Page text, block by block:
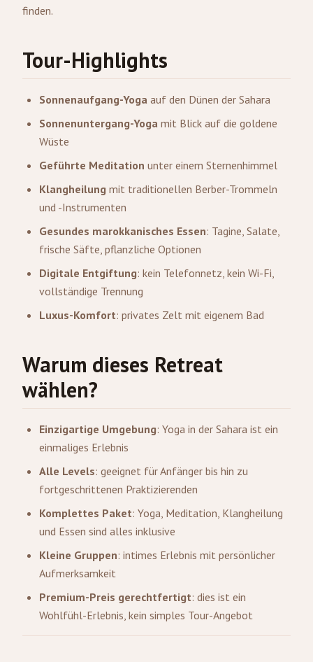
finden.
Tour-Highlights
Sonnenaufgang-Yoga auf den Dünen der Sahara
Sonnenuntergang-Yoga mit Blick auf die goldene
Wüste
Geführte Meditation unter einem Sternenhimmel
Klangheilung mit traditionellen Berber-Trommeln
und -Instrumenten
Gesundes marokkanisches Essen: Tagine, Salate,
frische Säfte, pflanzliche Optionen
Digitale Entgiftung: kein Telefonnetz, kein Wi-Fi,
vollständige Trennung
Luxus-Komfort: privates Zelt mit eigenem Bad
Warum dieses Retreat
wählen?
Einzigartige Umgebung: Yoga in der Sahara ist ein
einmaliges Erlebnis
Alle Levels: geeignet für Anfänger bis hin zu
fortgeschrittenen Praktizierenden
Komplettes Paket: Yoga, Meditation, Klangheilung
und Essen sind alles inklusive
Kleine Gruppen: intimes Erlebnis mit persönlicher
Aufmerksamkeit
Premium-Preis gerechtfertigt: dies ist ein
Wohlfühl-Erlebnis, kein simples Tour-Angebot